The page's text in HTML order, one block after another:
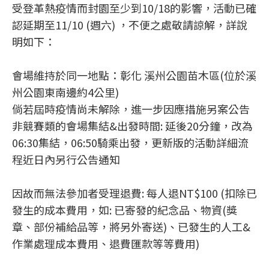
受登革熱疫情而封園至少到10/18的影響，活動已確
認延期至11/10 (週六) ，不便之處敬請諒解，詳說
明如下：
會場維持於同一地點：彰化 溪州公園苗木區(位於溪
州公園東南邊約4公里)
倘若屆時疫情尚未解除，進一步因應措施另案公告
非競賽類的會場集結&出發時間: 延後20分鐘，改為
06:30集結，06:50騎乘出發，更新版的活動詳細流
程近日內另行公告通知
因故而無法參加者受理退費: 每人退NT$100 (扣除已
發生的成本費用，如: 已寄發的紀念品、物資(獎
章、部份補給品等，將另外寄送)、已發生的人工&
作業處理成本費用、退費匯款等等費用)